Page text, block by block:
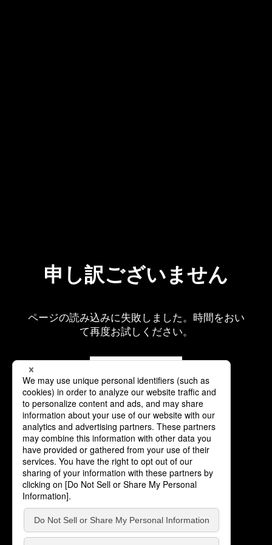
申し訳ございません
ページの読み込みに失敗しました。時間をおい
て再度お試しください。